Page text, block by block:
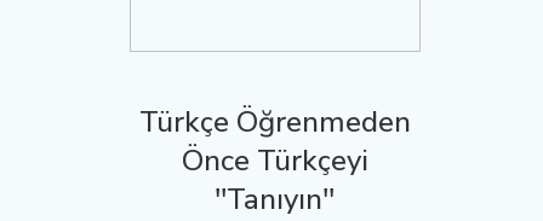
Türkçe Öğrenmeden
Önce Türkçeyi
''Tanıyın''